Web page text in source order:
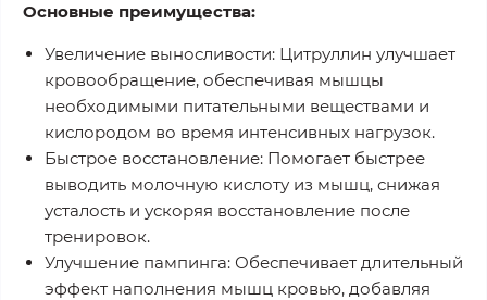
Основные преимущества:
Увеличение выносливости: Цитруллин улучшает
кровообращение, обеспечивая мышцы
необходимыми питательными веществами и
кислородом во время интенсивных нагрузок.
Быстрое восстановление: Помогает быстрее
выводить молочную кислоту из мышц, снижая
усталость и ускоряя восстановление после
тренировок.
Улучшение пампинга: Обеспечивает длительный
эффект наполнения мышц кровью, добавляя